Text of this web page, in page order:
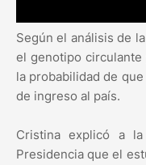
Según el análisis de
el genotipo
la probabilidad de
de ingreso al país.
Cristina explicó a
Presidencia que el